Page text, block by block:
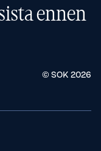
ennen
© SOK 2026